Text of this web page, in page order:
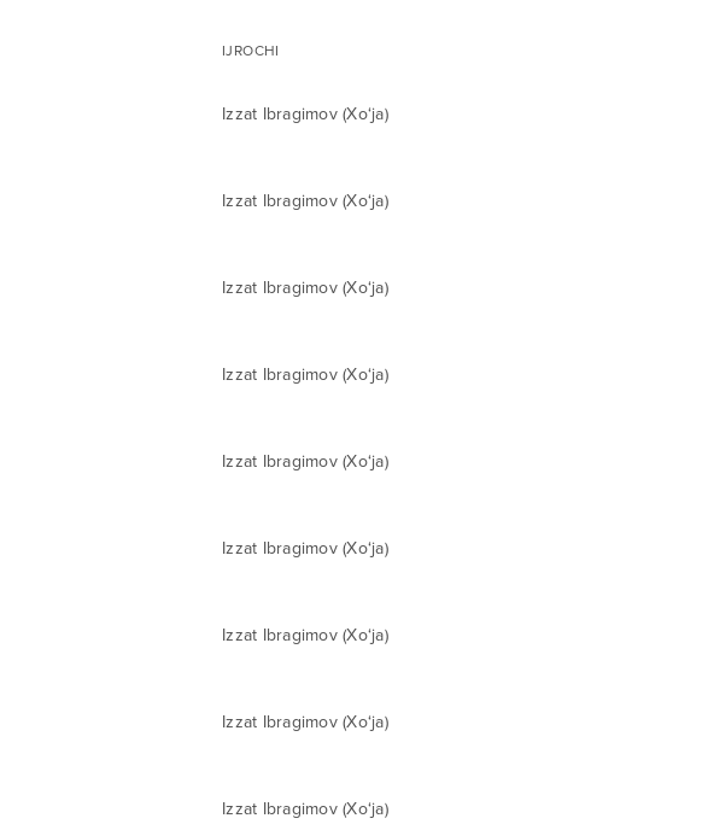
IJROCHI
Izzat Ibragimov (Xo‘ja)
Izzat Ibragimov (Xo‘ja)
Izzat Ibragimov (Xo‘ja)
Izzat Ibragimov (Xo‘ja)
Izzat Ibragimov (Xo‘ja)
Izzat Ibragimov (Xo‘ja)
Izzat Ibragimov (Xo‘ja)
Izzat Ibragimov (Xo‘ja)
Izzat Ibragimov (Xo‘ja)